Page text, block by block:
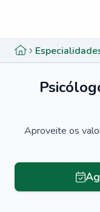
Aproveite os